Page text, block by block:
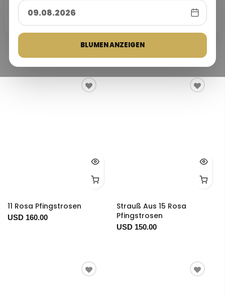
BLUMEN ANZEIGEN
25
25 Jahre
Erfahrung
Vertrauenswürdige
10.000+
Blumenlieferungen in der ganzen
★★★★★
TrustpilotGoogle
100% sichere
Ihre Zahlungen sind durch 3D
11 Rosa Pfingstrosen
USD 160.00
Strauß Aus 15 Rosa
Pfingstrosen
USD 150.00